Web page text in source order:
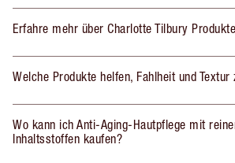
Erfahre mehr über Charlotte Tilbury Produkte
Welche Produkte helfen, Fahlheit und Textur
Wo kann ich Anti-Aging-Hautpflege mit
Inhaltsstoffen kaufen?